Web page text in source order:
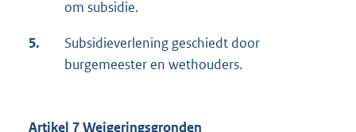
om subsidie.
5.
Subsidieverlening geschiedt door
burgemeester en wethouders.
Artikel 7 Weigeringsgronden